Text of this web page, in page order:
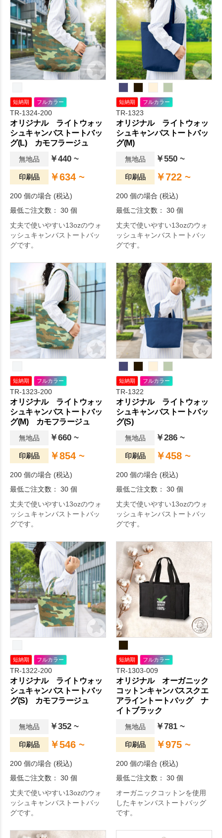
短納期 フルカラー
TR-1324-200
オリジナル ライトウォッ
シュキャンバストートバッ
グ(L) カモフラージュ
無地品 ￥440 ~
印刷品 ￥634 ~
200 個の場合 (税込)
最低ご注文数： 30 個
丈夫で使いやすい13ozのウォ
ッシュキャンバストートバッ
グです。
短納期 フルカラー
TR-1323
オリジナル ライトウォッ
シュキャンバストートバッ
グ(M)
無地品 ￥550 ~
印刷品 ￥722 ~
200 個の場合 (税込)
最低ご注文数： 30 個
丈夫で使いやすい13ozのウォ
ッシュキャンバストートバッ
グです。
短納期 フルカラー
TR-1323-200
オリジナル ライトウォッ
シュキャンバストートバッ
グ(M) カモフラージュ
無地品 ￥660 ~
印刷品 ￥854 ~
200 個の場合 (税込)
最低ご注文数： 30 個
丈夫で使いやすい13ozのウォ
ッシュキャンバストートバッ
グです。
短納期 フルカラー
TR-1322
オリジナル ライトウォッ
シュキャンバストートバッ
グ(S)
無地品 ￥286 ~
印刷品 ￥458 ~
200 個の場合 (税込)
最低ご注文数： 30 個
丈夫で使いやすい13ozのウォ
ッシュキャンバストートバッ
グです。
短納期 フルカラー
TR-1322-200
オリジナル ライトウォッ
シュキャンバストートバッ
グ(S) カモフラージュ
無地品 ￥352 ~
印刷品 ￥546 ~
200 個の場合 (税込)
最低ご注文数： 30 個
丈夫で使いやすい13ozのウォ
ッシュキャンバストートバッ
グです。
短納期 フルカラー
TR-1303-009
オリジナル オーガニック
コットンキャンバススクエ
アライントートバッグ ナ
イトブラック
無地品 ￥781 ~
印刷品 ￥975 ~
200 個の場合 (税込)
最低ご注文数： 30 個
オーガニックコットンを使用
したキャンバストートバッグ
です。